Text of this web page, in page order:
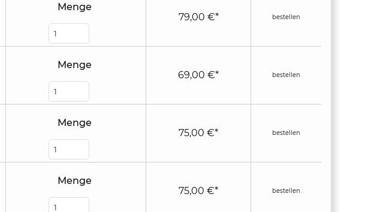
Menge
79,00 €*
bestellen
Menge
69,00 €*
bestellen
Menge
75,00 €*
bestellen
Menge
75,00 €*
bestellen